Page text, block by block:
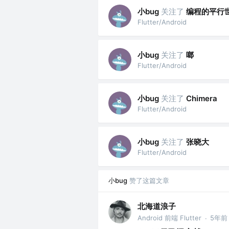
小bug 关注了 编程的平行
Flutter/Android
小bug 关注了 啷
Flutter/Android
小bug 关注了 Chimera
Flutter/Android
小bug 关注了 张晓大
Flutter/Android
小bug 赞了这篇文章
北海道浪子
Android 前端 Flutter · 5年前